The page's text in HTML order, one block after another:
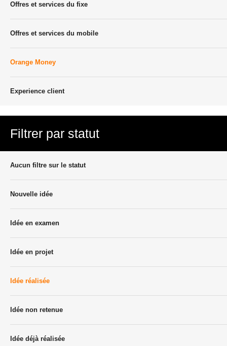
Offres et services du fixe
Offres et services du mobile
Orange Money
Experience client
Filtrer par statut
Aucun filtre sur le statut
Nouvelle idée
Idée en examen
Idée en projet
Idée réalisée
Idée non retenue
Idée déjà réalisée